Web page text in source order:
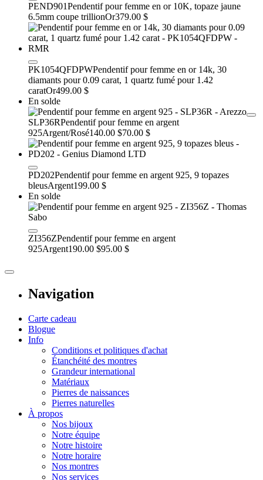
PEND901Pendentif pour femme en or 10K, topaze jaune
6.5mm coupe trillionOr379.00 $
PK1054QFDPWPendentif pour femme en or 14k, 30
diamants pour 0.09 carat, 1 quartz fumé pour 1.42
caratOr499.00 $
En solde
SLP36RPendentif pour femme en argent
925Argent/Rosé140.00 $70.00 $
PD202Pendentif pour femme en argent 925, 9 topazes
bleusArgent199.00 $
En solde
ZI356ZPendentif pour femme en argent
925Argent190.00 $95.00 $
Navigation
Carte cadeau
Blogue
Info
Conditions et politiques d'achat
Étanchéité des montres
Grandeur international
Matériaux
Pierres de naissances
Pierres naturelles
À propos
Nos bijoux
Notre équipe
Notre histoire
Notre horaire
Nos montres
Nos services